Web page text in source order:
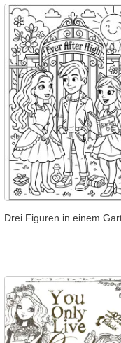
Drei Figuren in einem